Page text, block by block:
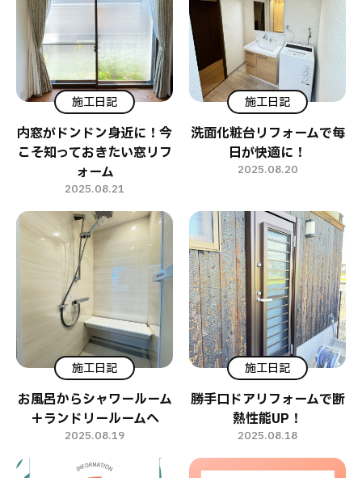
施工日記
内窓がドンドン身近に！今
こそ知っておきたい窓リフ
ォーム
2025.08.21
施工日記
洗面化粧台リフォームで毎
日が快適に！
2025.08.20
施工日記
お風呂からシャワールーム
＋ランドリールームへ
2025.08.19
施工日記
勝手口ドアリフォームで断
熱性能UP！
2025.08.18